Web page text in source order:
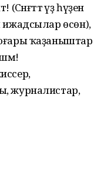
үҙ һүҙен
ижадсылар өсөн),
ҡаҙаныштар
журналистар,